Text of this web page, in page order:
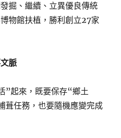
掘、繼續、立異優良傳統
物館扶植，勝利創立27家
脈
”起來，既要保存“鄉土
葺任務，也要隨機應變完成